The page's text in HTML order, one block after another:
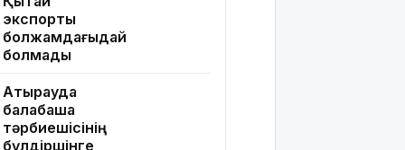
экспорты
болжамдағыдай
болмады
Атырауда
балабақша
тәрбиешісінің
бүлдіршінге